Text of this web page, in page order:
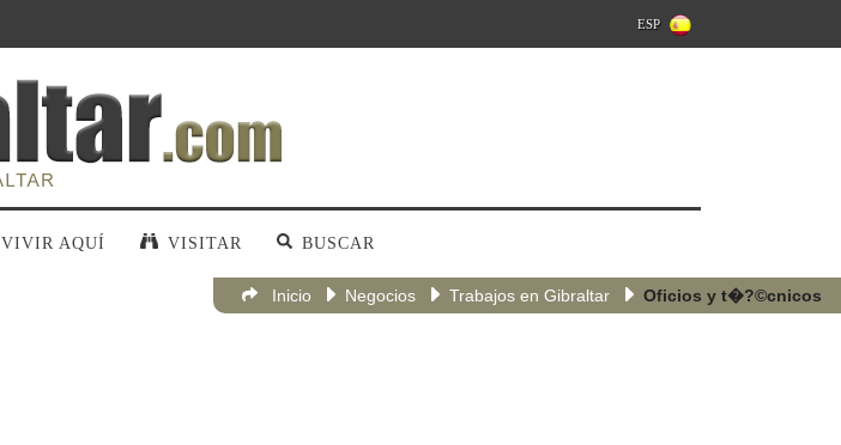
ESP
VIVIR AQUÍ VISITAR BUSCAR
Inicio Negocios Trabajos en Gibraltar Oficios y t�?©cnicos